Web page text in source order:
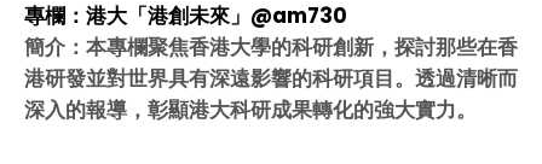
專欄：港大「港創未來」@am730
簡介：本專欄聚焦香港大學的科研創新，探討那些在香
港研發並對世界具有深遠影響的科研項目。透過清晰而
深入的報導，彰顯港大科研成果轉化的強大實力。